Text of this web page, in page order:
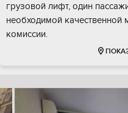
грузовой лифт, один
необходимой качественной
комиссии.